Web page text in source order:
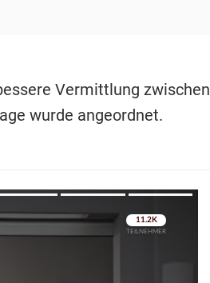
Vermittlung zwischen
wurde angeordnet.
Überspringen